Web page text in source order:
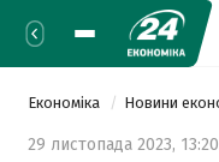
Економіка Новини
29 листопада 2023, 13:20